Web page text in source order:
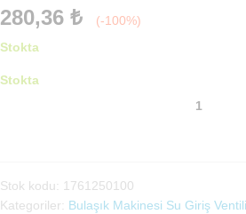
280,36 ₺
(-100%)
Stokta
Stokta
Stok kodu:
1761250100
Kategoriler: Bulaşık Makinesi Su Giriş